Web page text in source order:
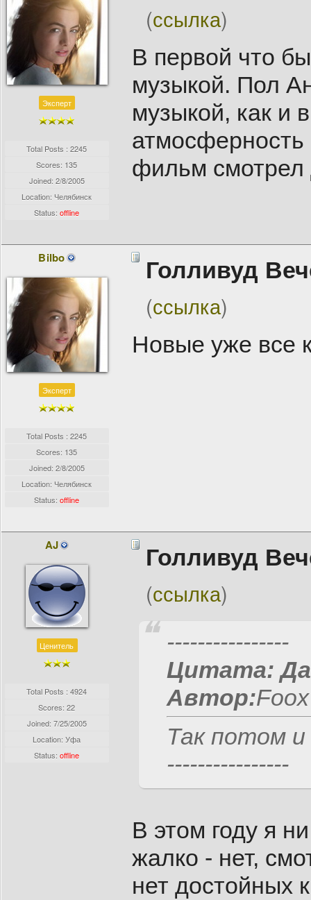
Эксперт
Total Posts : 2245
Scores: 135
Joined: 2/8/2005
Location: Челябинск
Status:offline
(ссылка)
В первой что
музыкой. Пол
музыкой, как и
атмосферность
фильм смотрел
Bilbo
Эксперт
Total Posts : 2245
Scores: 135
Joined: 2/8/2005
Location: Челябинск
Status:offline
Голливуд
(ссылка)
Новые уже все
AJ
Ценитель
Total Posts : 4924
Scores: 22
Joined: 7/25/2005
Location: Уфа
Status:offline
Голливуд
(ссылка)
----------------
Цитата:
Автор:
Так потом и
----------------
В этом году я
жалко - нет,
нет достойных